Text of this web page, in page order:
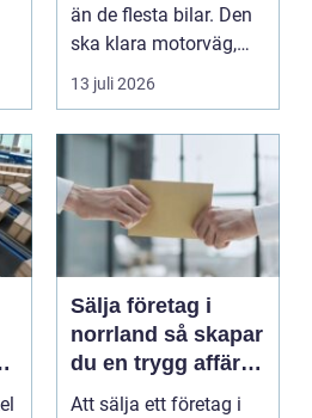
än de flesta bilar. Den
ska klara motorväg,
stadstrafik, gru...
13 juli 2026
Sälja företag i
norrland så skapar
du en trygg affär
från start till mål
Att sälja ett företag i